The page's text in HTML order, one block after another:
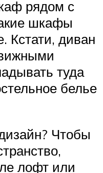
рядом с
шкафы
Кстати, диван
туда
белье
Чтобы
лофт или